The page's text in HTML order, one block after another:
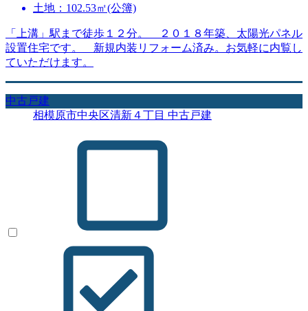
土地：102.53㎡(公簿)
「上溝」駅まで徒歩１２分。 ２０１８年築、太陽光パネル
設置住宅です。 新規内装リフォーム済み。お気軽に内覧し
ていただけます。
中古戸建
相模原市中央区清新４丁目 中古戸建